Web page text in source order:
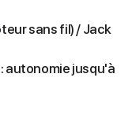
sans fil) / Jack
autonomie jusqu'à